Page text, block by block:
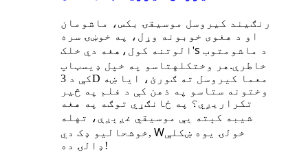
رنګین د کیروسل موسیقۍ بکس، ماشومان
او د هغوی خوبونه وړل، په خوښۍ سره
الوتنه کول، هغه دي خلک 's د ماشومتوب
خاطرې. هر وختکلهتاسو په خپل ډیسټاپ
کې د 3D معما کیروسل ته ګورئ، ایا ښه
وختونه ستاسو په ذهن کې د فلم په څیر
تکراریږي؟ په ځانګړي توګه په هغه
شیبه کې ته یې موسیقي غږېږې، تهله
خوشحالیو ډک دي, Wخولۍ یوه ښکلې
ډالۍ ده!